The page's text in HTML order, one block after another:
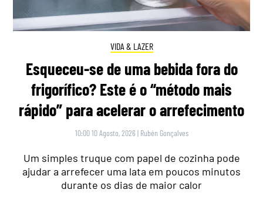
VIDA & LAZER
Esqueceu-se de uma bebida fora do
frigorífico? Este é o “método mais
rápido” para acelerar o arrefecimento
10:00 10 Agosto, 2026 | Rubén Gonçalves
Um simples truque com papel de cozinha pode
ajudar a arrefecer uma lata em poucos minutos
durante os dias de maior calor